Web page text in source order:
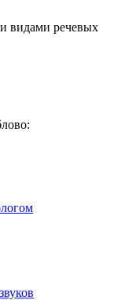
видами речевых